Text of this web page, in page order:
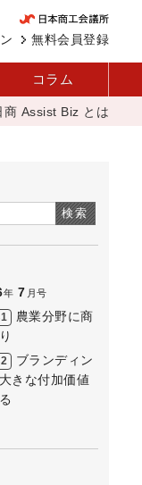
無料会員登録
コラム
あったらいいね」を商
商 Assist Biz とは
検索
年 7 月号
農業分野に商
ブランディン
きな付加価値